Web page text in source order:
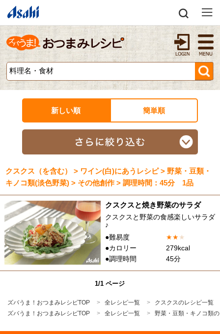
新しい順 簡単順
クスクス（を含む） > ワイン(白)にあうレシピ > 野菜・豆類・
キノコ類(淡色野菜) > その他創作 > 調理時間：45分 1品
クスクスと焼き野菜のサラダ
クスクスと野菜の食感楽しいサラダ
♪
●難易度
★★★
●カロリー
279kcal
●調理時間
45分
1/1 ページ
ズバうま！おつまみレシピTOP 全レシピ一覧
クスクスのレシピ一覧
ズバうま！おつまみレシピTOP
全レシピ一覧 野菜・豆類・キノコ類